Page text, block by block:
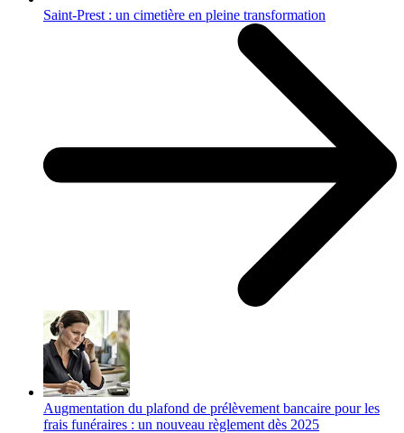
Saint-Prest : un cimetière en pleine transformation
Augmentation du plafond de prélèvement bancaire pour les
frais funéraires : un nouveau règlement dès 2025